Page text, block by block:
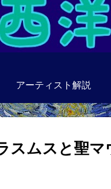
アーティスト解説
ムスと聖マ